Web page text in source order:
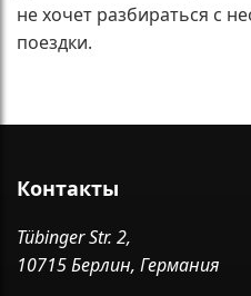
не хочет разбираться с
поездки.
Контакты
Tübinger Str. 2,
10715 Берлин, Германия